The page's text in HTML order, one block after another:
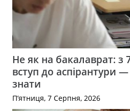
Не як на бакалаврат: з
вступ до аспірантури
знати
П’ятниця, 7 Серпня, 2026